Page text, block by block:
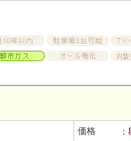
価格 ：